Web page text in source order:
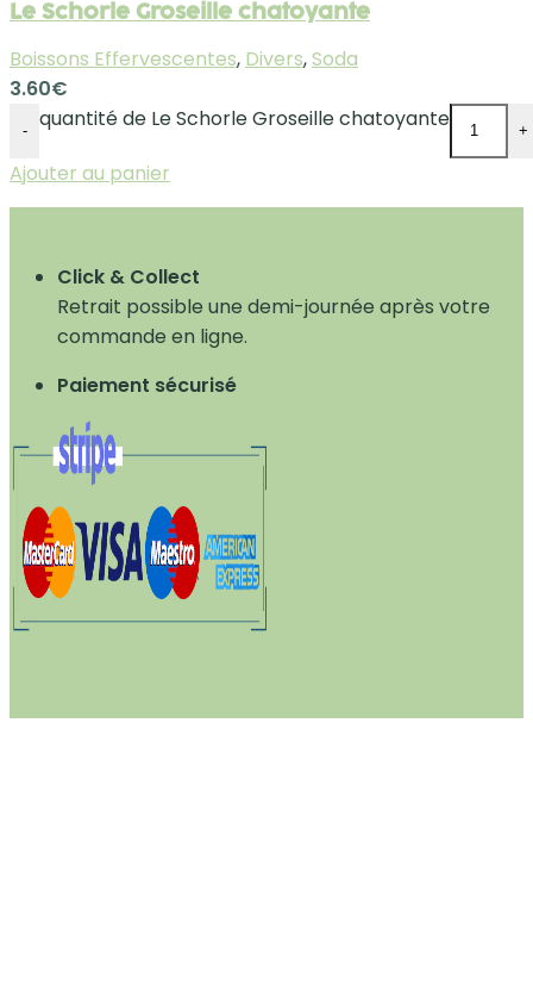
Le Schorle Groseille chatoyante
Boissons Effervescentes, Divers,Soda
3.60€
- quantité de Le Schorle Groseille chatoyante +
Ajouter au panier
Click & Collect
Retrait possible une demi-journée après votre
commande en ligne.
Paiement sécurisé